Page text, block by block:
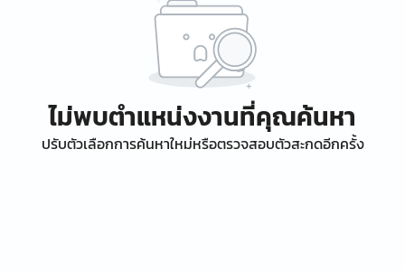
ไม่พบตำแหน่งงานที่คุณค้นหา
ปรับตัวเลือกการค้นหาใหม่หรือตรวจสอบตัวสะกดอีกครั้ง